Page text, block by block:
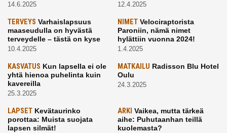
14.6.2025 12.4.2025
TERVEYS Varhaislapsuus
maaseudulla on hyvästä
terveydelle – tästä on kyse
10.4.2025
NIMETVelociraptorista
Paroniin, nämä nimet
hylättiin vuonna 2024!
1.4.2025
KASVATUS Kun lapsella ei ole
yhtä hienoa puhelinta kuin
kavereilla
25.3.2025
MATKAILU Radisson Blu Hotel
Oulu
24.3.2025
LAPSET Kevätaurinko
porottaa: Muista suojata
lapsen silmät!
ARKI Vaikea, mutta tärkeä
aihe: Puhutaanhan teillä
kuolemasta?